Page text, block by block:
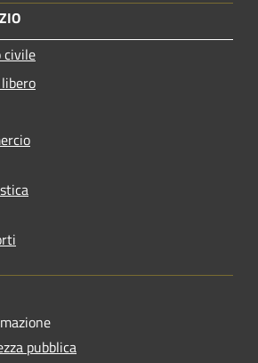
civile
pubblica